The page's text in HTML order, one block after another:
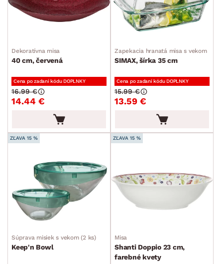
min. cm max. cm
POVRCHOVÁ ÚPRAVA
MIESTNOSŤ
SKLADOVOSŤ
Dekoratívna misa
40 cm, červená
Cena po zadaní kódu DOPLNKY
14.44 €
16.99 €
Zapekacia hranatá misa s vekom
SIMAX, šírka 35 cm
Cena po zadaní kódu DOPLNKY
13.59 €
15.99 €
ZĽAVA 15 %
Súprava misiek s vekom (2 ks)
Keep'n Bowl
ZĽAVA 15 %
Misa
Shanti Doppio 23 cm,
farebné kvety